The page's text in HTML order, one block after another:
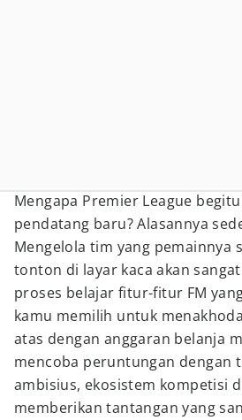
Mengapa Premier League
pendatang baru? Alasannya
Mengelola tim yang pemainnya
tonton di layar kaca akan
proses belajar fitur-fitur FM
kamu memilih untuk
atas dengan anggaran belanja
mencoba peruntungan dengan
ambisius, ekosistem kompetisi
memberikan tantangan yang